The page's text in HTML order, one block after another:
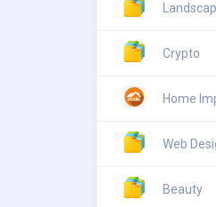
Crypto
Home
Web
Beauty